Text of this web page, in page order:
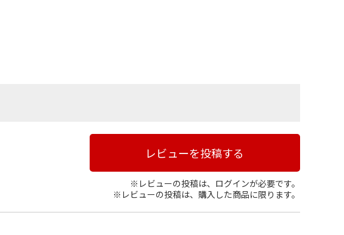
レビューを投稿する
※レビューの投稿は、ログインが必要です。
※レビューの投稿は、購入した商品に限ります。